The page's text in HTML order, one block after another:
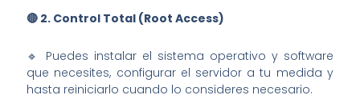
🔴 2. Control Total (Root Access)
🔹 Puedes instalar el sistema operativo y software
que necesites, configurar el servidor a tu medida y
hasta reiniciarlo cuando lo consideres necesario.